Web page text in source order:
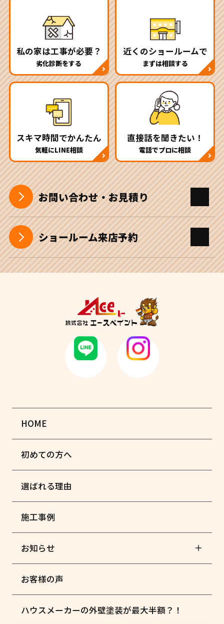
私の家は工事が必要？
劣化診断をする
近くのショールームで
まずは相談する
スキマ時間でかんたん
気軽にLINE相談
直接話を聞きたい！
電話でプロに相談
お問い合わせ・お見積り
ショールーム来店予約
HOME
初めての方へ
選ばれる理由
施工事例
お知らせ
お客様の声
ハウスメーカーの外壁塗装が最大半額？！